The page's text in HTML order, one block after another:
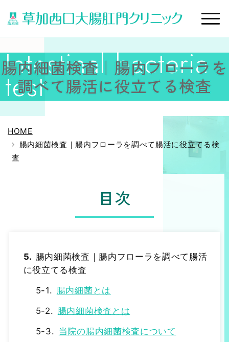
腸内細菌検査｜腸内フローラを
調べて腸活に役立てる検査
HOME
腸内細菌検査｜腸内フローラを調べて腸活に役立てる検
査
目次
腸内細菌検査｜腸内フローラを調べて腸活
に役立てる検査
腸内細菌とは
腸内細菌検査とは
当院の腸内細菌検査について